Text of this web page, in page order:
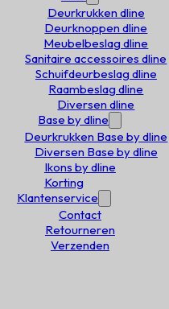
Deurkrukken dline
Deurknoppen dline
Meubelbeslag dline
Sanitaire accessoires dline
Schuifdeurbeslag dline
Raambeslag dline
Diversen dline
Base by dline
Deurkrukken Base by dline
Diversen Base by dline
Ikons by dline
Korting
Klantenservice
Contact
Retourneren
Verzenden